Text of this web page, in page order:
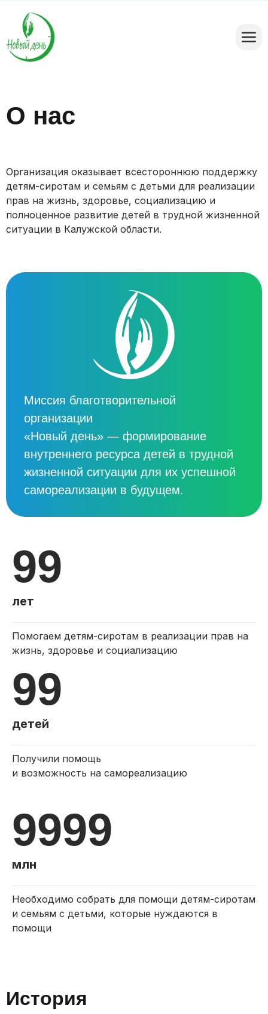
О нас
Организация оказывает всестороннюю поддержку
детям-сиротам и семьям с детьми для реализации
прав на жизнь, здоровье, социализацию и
полноценное развитие детей в трудной жизненной
ситуации в Калужской области.
Миссия благотворительной
организации
«Новый день» — формирование
внутреннего ресурса детей в трудной
жизненной ситуации для их успешной
самореализации в будущем.
лет
99
Помогаем детям-сиротам в реализации прав на
жизнь, здоровье и социализацию
детей
99
Получили помощь
и возможность на самореализацию
млн
9999
Необходимо собрать для помощи детям-сиротам
и семьям с детьми, которые нуждаются в
помощи
История